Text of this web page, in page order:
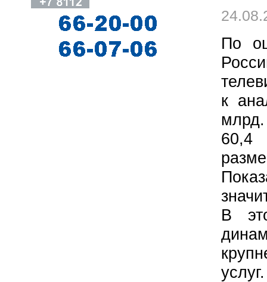
По
к
60,4
В
услуг.